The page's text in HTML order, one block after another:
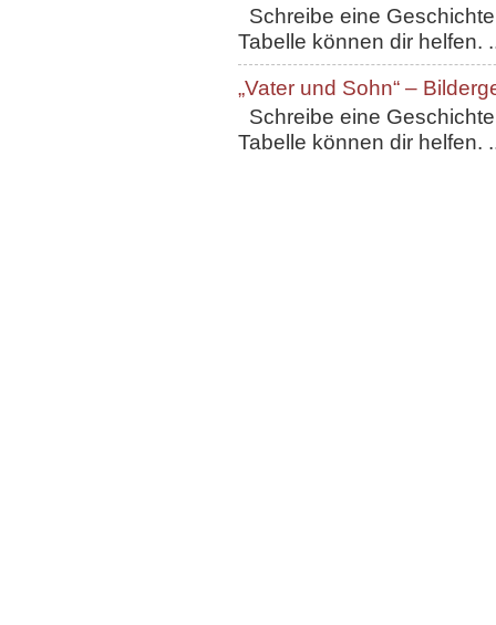
Schreibe eine
Tabelle können dir helfen.
„Vater und Sohn“ –
Schreibe eine
Tabelle können dir helfen.